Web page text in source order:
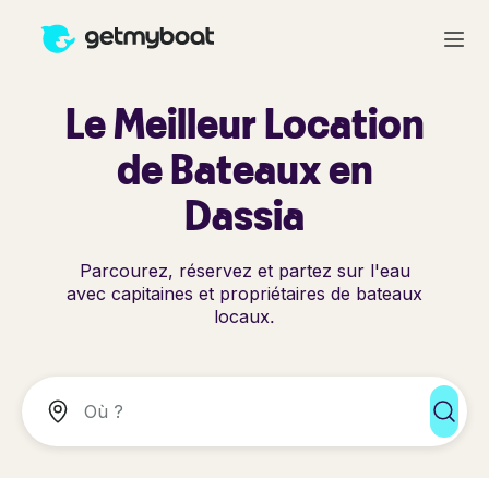
Le Meilleur Location
de Bateaux en
Dassia
Parcourez, réservez et partez sur l'eau
avec capitaines et propriétaires de bateaux
locaux.